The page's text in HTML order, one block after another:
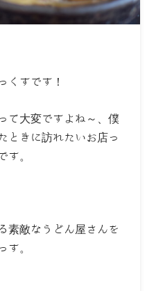
くすです！
て大変ですよね～、僕
ときに訪れたいお店っ
す。
素敵なうどん屋さんを
す。